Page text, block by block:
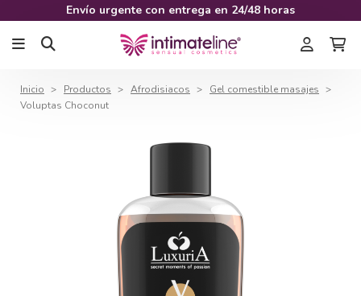
Envío urgente con entrega en 24/48 horas
Inicio Productos Afrodisiacos
Gel comestible masajes
Voluptas Choconut